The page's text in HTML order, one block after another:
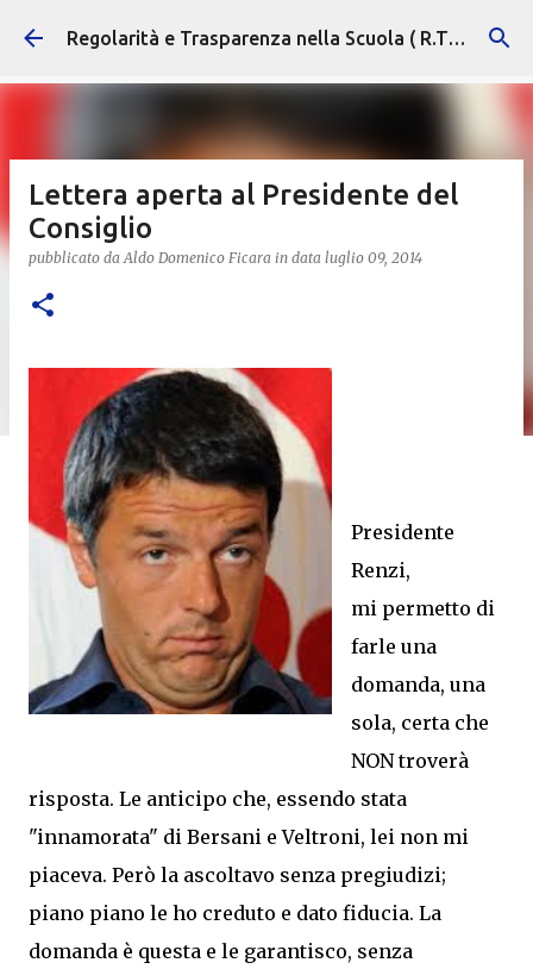
Passa ai contenuti principali Regolarità e Trasparenza nella Scuola ( R.T.S. )
Lettera aperta al Presidente del
Consiglio
pubblicato daAldo Domenico Ficara in data luglio 09, 2014
Presidente
Renzi,
mi permetto di
farle una
domanda, una
sola, certa che
NON troverà
risposta. Le anticipo che, essendo stata
"innamorata" di Bersani e Veltroni, lei non mi
piaceva. Però la ascoltavo senza pregiudizi;
piano piano le ho creduto e dato fiducia. La
domanda è questa e le garantisco, senza